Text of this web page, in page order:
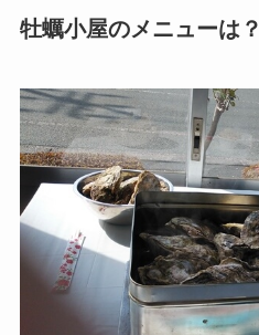
牡蠣小屋のメニューは？